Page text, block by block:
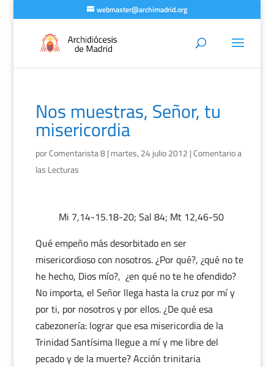
webmaster@archimadrid.org
Nos muestras, Señor, tu
misericordia
porComentarista 8| martes, 24 julio 2012 |Comentario a
las Lecturas
Mi 7,14-15.18-20; Sal 84; Mt 12,46-50
Qué empeño más desorbitado en ser
misericordioso con nosotros. ¿Por qué?, ¿qué no te
he hecho, Dios mío?, ¿en qué no te he ofendido?
No importa, el Señor llega hasta la cruz por mí y
por ti, por nosotros y por ellos. ¿De qué esa
cabezonería: lograr que esa misericordia de la
Trinidad Santísima llegue a mí y me libre del
pecado y de la muerte? Acción trinitaria